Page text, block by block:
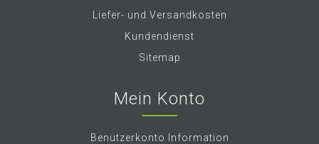
Liefer- und Versandkosten
Kundendienst
Sitemap
Mein Konto
Benutzerkonto Information